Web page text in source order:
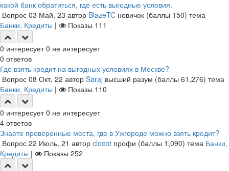
какой банк обратиться, где есть выгодные условия.
Вопрос 03 Май, 23 автор BlazeTC новичок (баллы 150) тема
Банки, Кредиты | Показы 111
0 интересует 0 не интересует
0 ответов
Где взять кредит на выгодных условиях в Москве?
Вопрос 08 Окт, 22 автор Saraj высший разум (баллы 61,276) тема
Банки, Кредиты | Показы 110
0 интересует 0 не интересует
4 ответов
Знаете проверенные места, где в Ужгороде можно взять кредит?
Вопрос 22 Июль, 21 автор clocot профи (баллы 1,090) тема Банки,
Кредиты | Показы 252